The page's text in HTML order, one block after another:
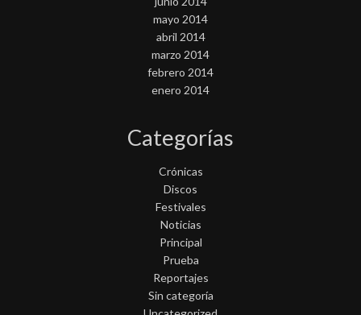
mayo 2014
abril 2014
marzo 2014
febrero 2014
enero 2014
Categorías
Crónicas
Discos
Festivales
Noticias
Principal
Prueba
Reportajes
Sin categoría